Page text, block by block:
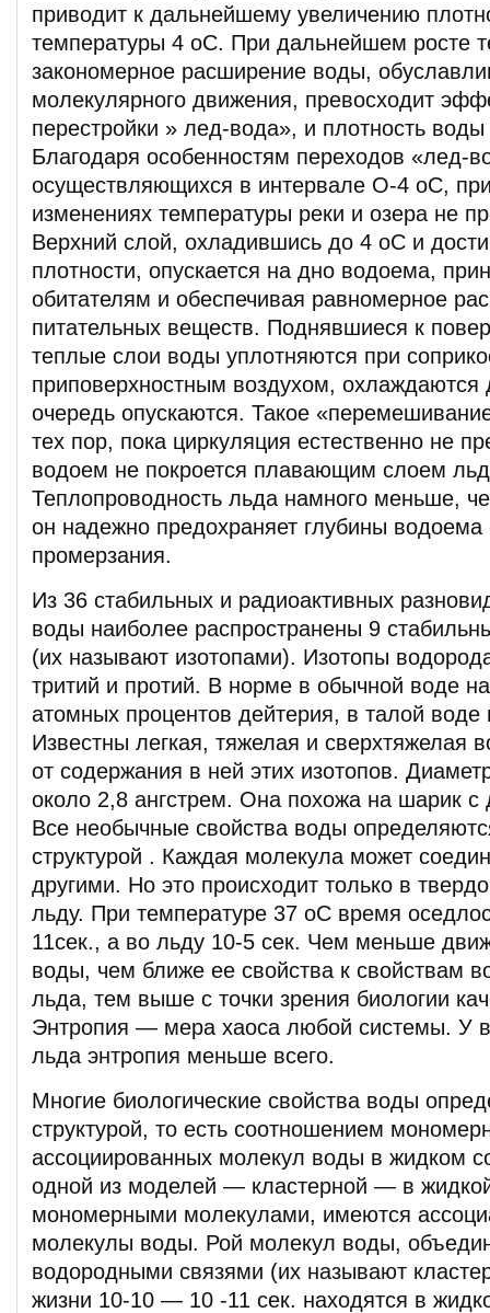
приводит к дальнейшему увеличению
температуры 4 оС. При дальнейшем росте
закономерное расширение воды,
молекулярного движения, превосходит
перестройки » лед-вода», и плотность
Благодаря особенностям переходов «лед-
осуществляющихся в интервале О-4 оС,
изменениях температуры реки и озера не
Верхний слой, охладившись до 4 оС и
плотности, опускается на дно водоема,
обитателям и обеспечивая равномерное
питательных веществ. Поднявшиеся к
теплые слои воды уплотняются при
приповерхностным воздухом,
очередь опускаются. Такое
тех пор, пока циркуляция естественно не
водоем не покроется плавающим слоем
Теплопроводность льда намного меньше,
он надежно предохраняет глубины водоема
промерзания.
Из 36 стабильных и радиоактивных
воды наиболее распространены 9
(их называют изотопами). Изотопы
тритий и протий. В норме в обычной воде
атомных процентов дейтерия, в талой воде
Известны легкая, тяжелая и сверхтяжелая
от содержания в ней этих изотопов.
около 2,8 ангстрем. Она похожа на шарик с
Все необычные свойства воды
структурой . Каждая молекула может
другими. Но это происходит только в
льду. При температуре 37 оС время
11сек., а во льду 10-5 сек. Чем меньше
воды, чем ближе ее свойства к свойствам
льда, тем выше с точки зрения биологии
Энтропия — мера хаоса любой системы. У
льда энтропия меньше всего.
Многие биологические свойства воды
структурой, то есть соотношением
ассоциированных молекул воды в жидком
одной из моделей — кластерной — в
мономерными молекулами, имеются
молекулы воды. Рой молекул воды,
водородными связями (их называют
жизни 10-10 — 10 -11 сек. находятся в